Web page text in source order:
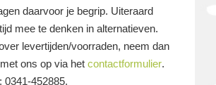
daarvoor je begrip. Uiteraard
mee te denken in alternatieven.
levertijden/voorraden, neem dan
ons op via het contactformulier.
0341-452885.